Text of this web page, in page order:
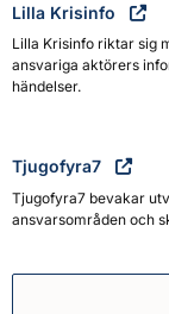
Lilla Krisinfo
Lilla Krisinfo riktar sig
ansvariga aktörers
händelser.
Tjugofyra7
Tjugofyra7 bevakar
ansvarsområden och